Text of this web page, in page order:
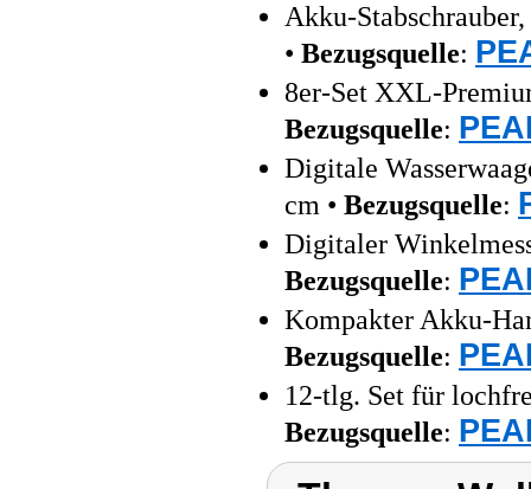
Akku-
• Bezugsquelle:
8er-Set XXL-
Bezugsquelle:
Digitale
cm • Bezugsquelle:
Digitaler
Bezugsquelle:
Kompakter Akku-
Bezugsquelle:
12-tlg. Set für
Bezugsquelle: